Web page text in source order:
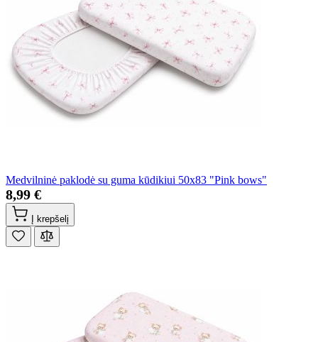
Medvilninė paklodė su guma kūdikiui 50x83 "Pink bows"
8,99 €
Į krepšelį